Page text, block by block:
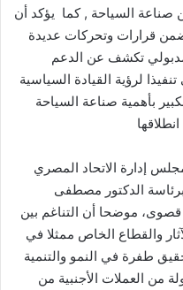
صناعة السياحة , كما يؤكد أن
قرارات وتحركات عديدة
تكشف عن الدعم
لرؤية القيادة السياسية
بأهمية صناعة السياحة
إدارة الاتحاد المصري
الدكتور مصطفى
موضحا أن التناغم بين
والقطاع الخاص ممثلا في
طفرة في النمو والتنمية
من العملات الأجنبية من